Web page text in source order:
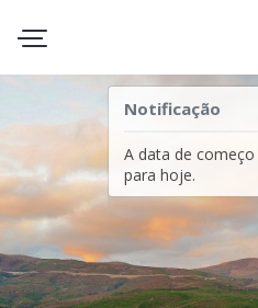
Notificação
A data de
para hoje.